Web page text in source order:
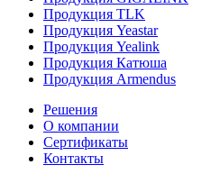
Продукция TLK
Продукция Yeastar
Продукция Yealink
Продукция Катюша
Продукция Armendus
Решения
О компании
Сертификаты
Контакты